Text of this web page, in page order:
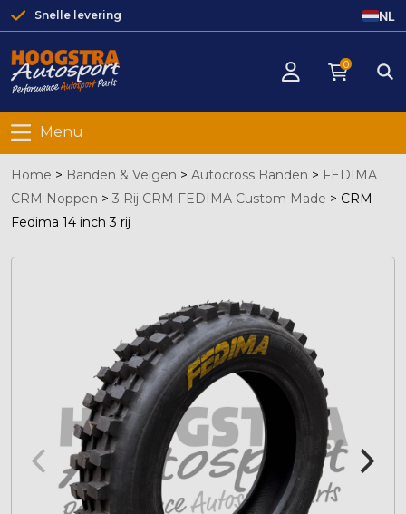
Snelle levering NL
0
Menu
Home > Banden & Velgen > Autocross Banden > FEDIMA
CRM Noppen > 3 Rij CRM FEDIMA Custom Made > CRM
Fedima 14 inch 3 rij